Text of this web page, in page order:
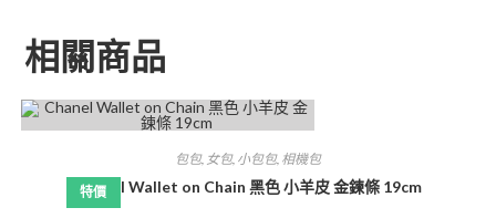
相關商品
特價
包包, 女包, 小包包, 相機包
Chanel Wallet on Chain 黑色 小羊皮 金鍊條 19cm